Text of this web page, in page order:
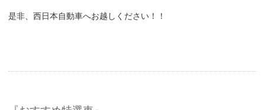
是非、西日本自動車へお越しください！！